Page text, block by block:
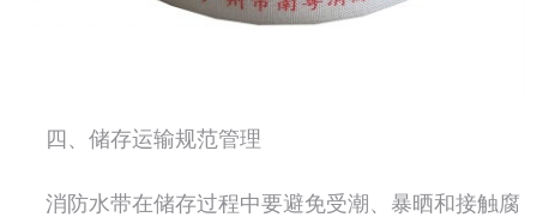
四、储存运输规范管理
消防水带在储存过程中要避免受潮、暴晒和接触腐